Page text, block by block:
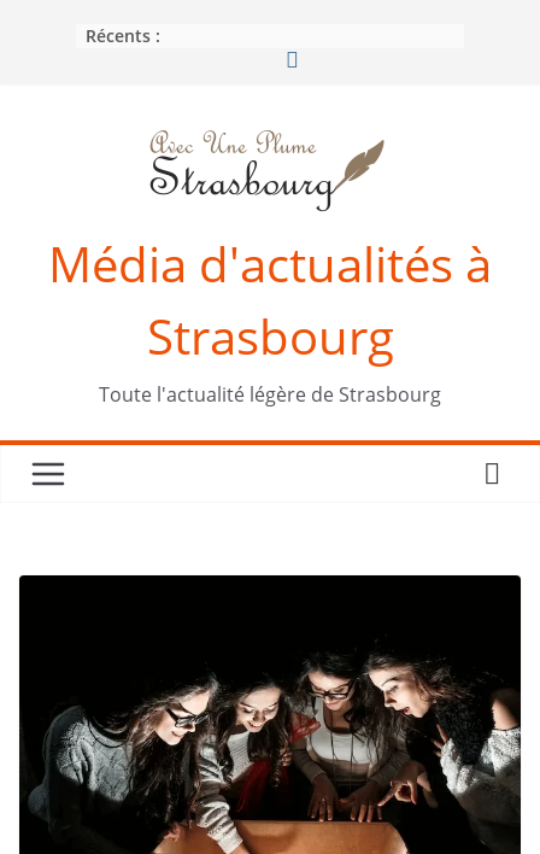
Récents :
Média d'actualités à
Strasbourg
Toute l'actualité légère de Strasbourg